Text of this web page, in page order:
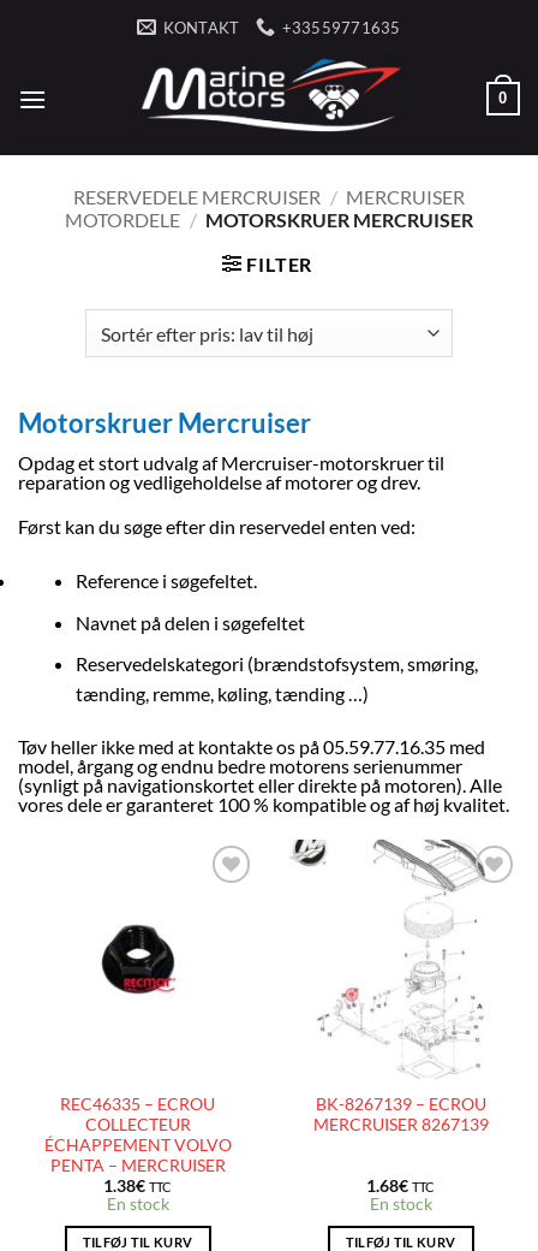
KONTAKT +33559771635
0
RESERVEDELE MERCRUISER / MERCRUISER
MOTORDELE / MOTORSKRUER MERCRUISER
FILTER
Motorskruer Mercruiser
Opdag et stort udvalg af Mercruiser-motorskruer til
reparation og vedligeholdelse af motorer og drev.
Først kan du søge efter din reservedel enten ved:
Reference i søgefeltet.
Navnet på delen i søgefeltet
Reservedelskategori (brændstofsystem, smøring,
tænding, remme, køling, tænding …)
Tøv heller ikke med at kontakte os på 05.59.77.16.35 med
model, årgang og endnu bedre motorens serienummer
(synligt på navigationskortet eller direkte på motoren). Alle
vores deleer garanteret 100 % kompatible og af høj kvalitet.
D’ENVIES
REC46335 – ECROU
COLLECTEUR
ÉCHAPPEMENT VOLVO
PENTA – MERCRUISER
1.38€ TTC
En stock
TILFØJ TIL KURV
AJOUTER
À LA
D’ENVIES
BK-8267139 – ECROU
MERCRUISER 8267139
1.68€ TTC
En stock
TILFØJ TIL KURV